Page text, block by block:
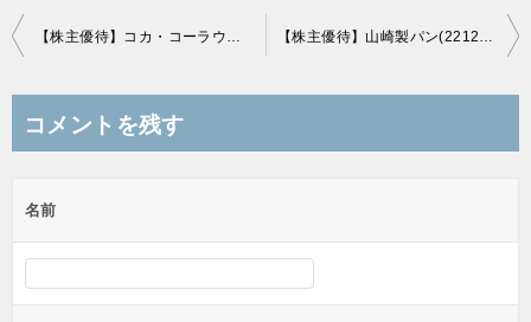
投
ビ
ー
シ
【株主優待】コカ・コーラウエスト(2579)の優待到着、スポーツドリンク 【株主優待】山崎製パン(2212)の優待到着、3,000円相当の自社製品詰め合わせ
コメントを残す
名前